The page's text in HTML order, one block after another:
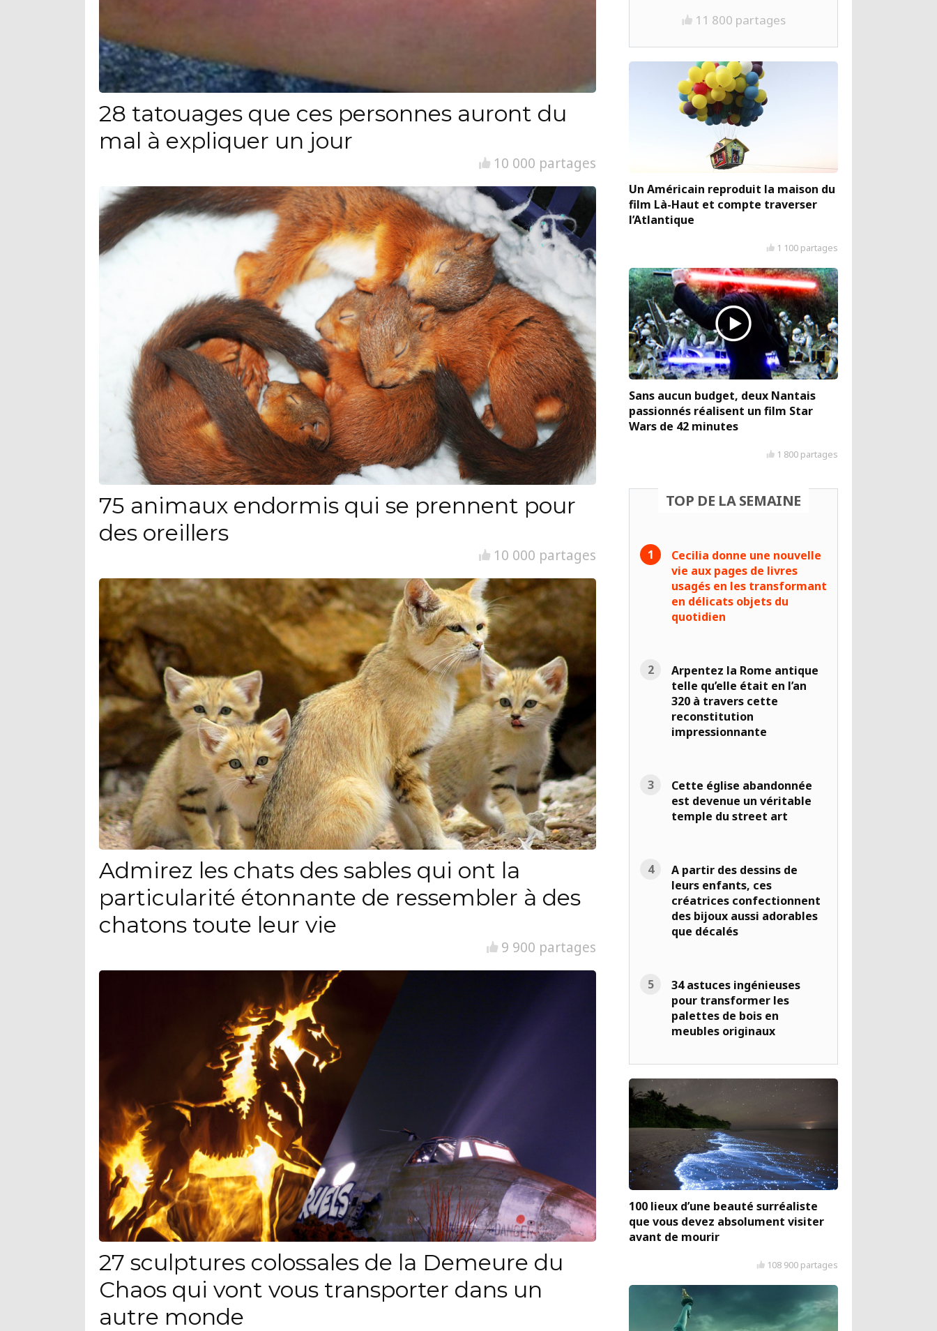
28 tatouages que ces personnes auront du
mal à expliquer un jour
10 000 partages
75 animaux endormis qui se prennent pour
des oreillers
10 000 partages
Admirez les chats des sables qui ont la
particularité étonnante de ressembler à des
chatons toute leur vie
9 900 partages
27 sculptures colossales de la Demeure du
Chaos qui vont vous transporter dans un
autre monde
11 800 partages
Un Américain reproduit la maison du
film Là-Haut et compte traverser
l’Atlantique
1 100 partages
Sans aucun budget, deux Nantais
passionnés réalisent un film Star
Wars de 42 minutes
1 800 partages
TOP DE LA SEMAINE
Cecilia donne une nouvelle
vie aux pages de livres
usagés en les transformant
en délicats objets du
quotidien
Arpentez la Rome antique
telle qu’elle était en l’an
320 à travers cette
reconstitution
impressionnante
Cette église abandonnée
est devenue un véritable
temple du street art
A partir des dessins de
leurs enfants, ces
créatrices confectionnent
des bijoux aussi adorables
que décalés
34 astuces ingénieuses
pour transformer les
palettes de bois en
meubles originaux
100 lieux d’une beauté surréaliste
que vous devez absolument visiter
avant de mourir
108 900 partages